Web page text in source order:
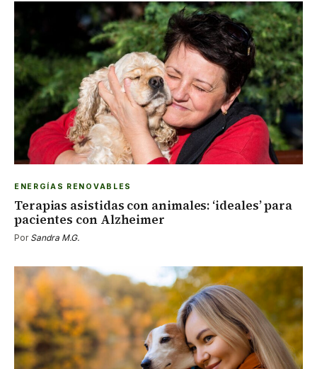
ENERGÍAS RENOVABLES
Terapias asistidas con animales: ‘ideales’ para
pacientes con Alzheimer
Por Sandra M.G.